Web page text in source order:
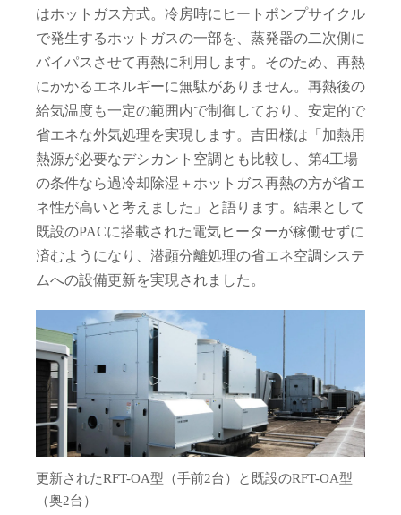
はホットガス方式。冷房時にヒートポンプサイクル
で発生するホットガスの一部を、蒸発器の二次側に
バイパスさせて再熱に利用します。そのため、再熱
にかかるエネルギーに無駄がありません。再熱後の
給気温度も一定の範囲内で制御しており、安定的で
省エネな外気処理を実現します。吉田様は「加熱用
熱源が必要なデシカント空調とも比較し、第4工場
の条件なら過冷却除湿＋ホットガス再熱の方が省エ
ネ性が高いと考えました」と語ります。結果として
既設のPACに搭載された電気ヒーターが稼働せずに
済むようになり、潜顕分離処理の省エネ空調システ
ムへの設備更新を実現されました。
更新されたRFT-OA型（手前2台）と既設のRFT-OA型
（奥2台）